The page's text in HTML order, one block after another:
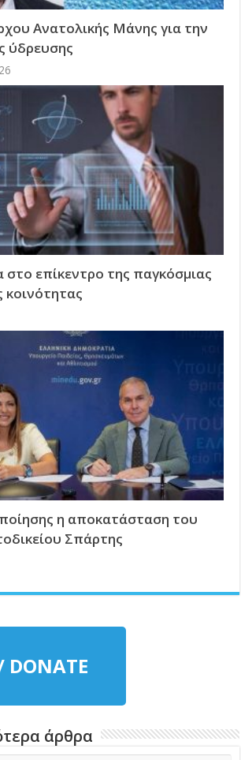
Ανατολικής Μάνης για την
ύδρευσης
επίκεντρο της παγκόσμιας
κοινότητας
η αποκατάσταση του
Σπάρτης
άρθρα